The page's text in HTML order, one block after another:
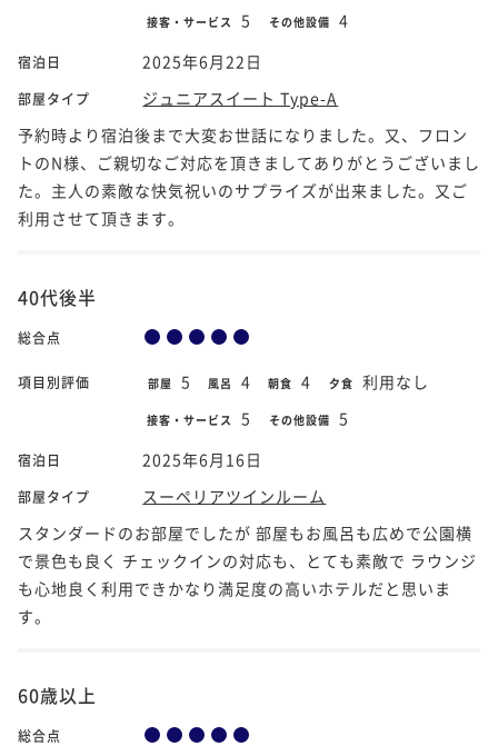
接客・サービス 5 その他設備 4
宿泊日 2025年6月22日
部屋タイプ
ジュニアスイート Type-A
予約時より宿泊後まで大変お世話になりました。又、フロン
トのN様、ご親切なご対応を頂きましてありがとうございまし
た。主人の素敵な快気祝いのサプライズが出来ました。又ご
利用させて頂きます。
40代後半
総合点
項目別評価 部屋 5 風呂 4 朝食 4 夕食 利用なし
接客・サービス 5 その他設備 5
宿泊日 2025年6月16日
部屋タイプ
スーペリアツインルーム
スタンダードのお部屋でしたが 部屋もお風呂も広めで公園横
で景色も良く チェックインの対応も、とても素敵で ラウンジ
も心地良く利用できかなり満足度の高いホテルだと思いま
す。
60歳以上
総合点